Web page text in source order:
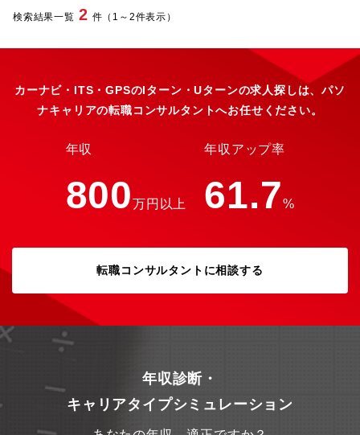
を自動生成することで、品質向上と工数削減を実現。? データシ
【魅力】★転勤無し（お住まいの地域ORリモートで就業可能）★
エンジニアのキャリアサポート専属の部署がございます★副業可
能★大手メーカー直、大手SI案件豊富です★AIなどの最新技術案
件も豊富です★受託案件へのチャレンジも可能です（全体の４～
５割程度）★基本チーム参画です★UIターン歓迎（いずれ戻りた
宅の提供など、可能な限りのサポートをさせて頂きます。【現在
の開発環境】フロントエン
クエンド:Ruby on Rails(Slim,RSpec,Grape), NodeJS, API連携
(REST,WebRTC, Twilio)インフラ:AWS(EC2, S3, Aurora
MySQL, Redis, OpenSearch, Lambda(Python))ツール:GitHub,
GitBucket, VSCode, VirtualBox, Autify コミュニケーショ
ン:Backlog, Microsoft Teams【歓迎要件】■GPSや地図情報に関
ムでの開発経験■開発工程における要件定義、上流工程から稼働ま
験■ゲーム開発経験【求める人物像】・エンジニアリングによって
社会課題の解決に貢献したい方・モビリティ、交通、MaaS分野に
ックエンジニア」という言葉に魅力を感じる方・非エンジニアと
も円滑なコミュニケーションが取れる方
検索結果一覧 2 件（1～2件表示）
カーナビ・ITS・GPSのIターン・Uターンの求人探しは、パソ
ナキャリアの転職コンサルタントへお任せください。
年収
800万円以上
年収アップ率
61.7%
転職コンサルタントに相談する
年収診断・
キャリアタイプシミュレーション